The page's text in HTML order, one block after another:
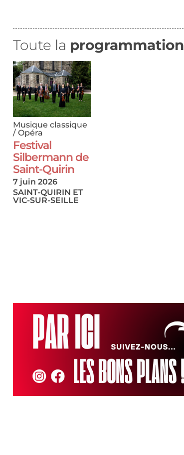
Toute la programmation
Musique classique
/ Opéra
Festival
Silbermann de
Saint-Quirin
7 juin 2026
SAINT-QUIRIN ET
VIC-SUR-SEILLE